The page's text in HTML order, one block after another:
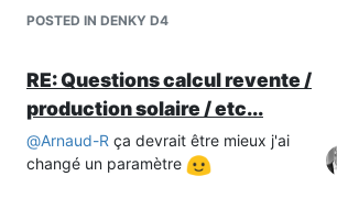
Et après on y copie label + valeur
      // Copy the string data
memcpy(newNode->name , name  ,
Voilà j'espère avoir pu éclairer sur le
La prochaine révision V1.2 contiendra le
fix.
POSTED IN DENKY D4
RE: Questions calcul revente /
production solaire / etc...
@Arnaud-R ça devrait être mieux j'ai
changé un paramètre